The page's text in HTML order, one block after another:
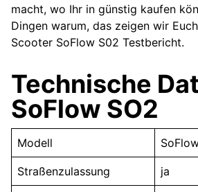
macht, wo Ihr in günstig kaufen
Dingen warum, das zeigen wir
Scooter SoFlow S02 Testbericht.
Technische
SoFlow SO2
Modell
Straßenzulassung ja